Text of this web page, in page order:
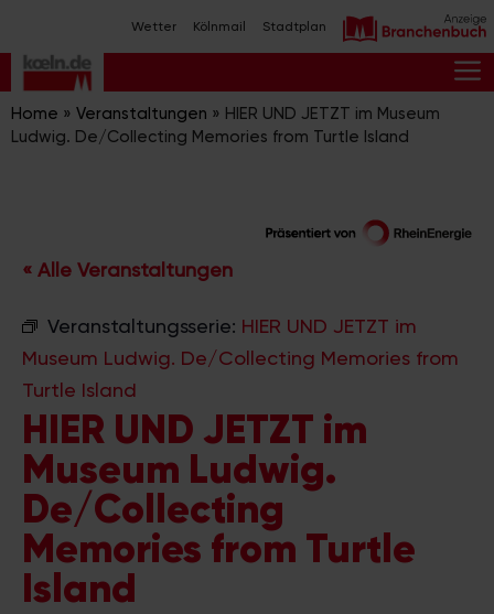
Inhalt
springen
Wetter Kölnmail Stadtplan
Home » Veranstaltungen » HIER UND JETZT im Museum
Ludwig. De/Collecting Memories from Turtle Island
« Alle Veranstaltungen
Veranstaltungsserie: HIER UND JETZT im
Museum Ludwig. De/Collecting Memories from
Turtle Island
HIER UND JETZT im
Museum Ludwig.
De/Collecting
Memories from Turtle
Island